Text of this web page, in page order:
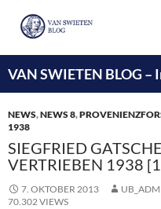
VAN SWIETEN BLOG –
INHALT
SPRINGEN
NEWS,NEWS 8,
1938
SIEGFRIED
VERTRIEBEN 1938
7. OKTOBER 2013
70.302 VIEWS